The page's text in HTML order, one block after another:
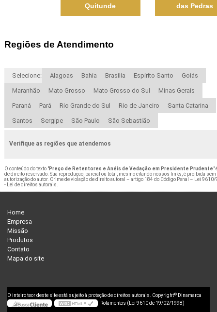
Quitunde
das Pedras
Regiões de Atendimento
Selecione: Alagoas Bahia Brasília Espírito Santo Goiás
Maranhão Mato Grosso Mato Grosso do Sul Minas Gerais
Paraná Pará Rio Grande do Sul Rio de Janeiro Santa Catarina
Santos Sergipe São Paulo São Sebastião
Verifique as regiões que atendemos
O conteúdo do texto "Preço de Retentores e Anéis de Vedação em Presidente Prudente"
de direito reservado. Sua reprodução, parcial ou total, mesmo citando nossos links, é proibida sem
autorização do autor. Crime de violação de direito autoral – artigo 184 do Código Penal – Lei 9610/
- Lei de direitos autorais.
Home
Empresa
Missão
Produtos
Contato
Mapa do site
O inteiro teor deste site está sujeito à proteção de direitos autorais. Copyright© Dinamarca
Rolamentos (Lei 9610 de 19/02/1998)